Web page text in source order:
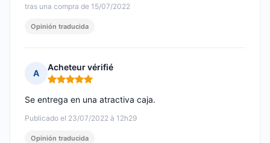
tras una compra de 15/07/2022
Opinión traducida
A
Acheteur vérifié
Nota: 5 de 5
Publicado el 23/07/2022 à 12h29
Se entrega en una atractiva caja.
Opinión traducida